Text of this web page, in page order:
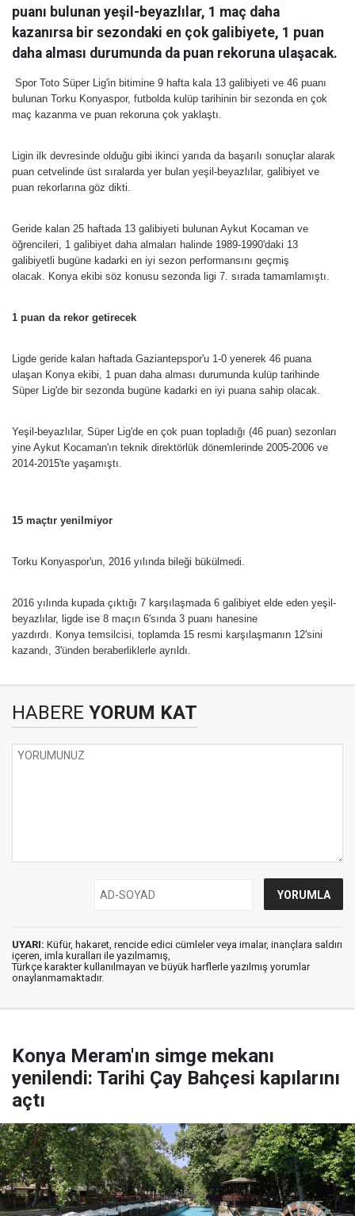
puanı bulunan yeşil-beyazlılar, 1 maç daha
kazanırsa bir sezondaki en çok galibiyete, 1 puan
daha alması durumunda da puan rekoruna ulaşacak.
Spor Toto Süper Lig'in bitimine 9 hafta kala 13 galibiyeti ve 46 puanı
bulunan Torku Konyaspor, futbolda kulüp tarihinin bir sezonda en çok
maç kazanma ve puan rekoruna çok yaklaştı.
Ligin ilk devresinde olduğu gibi ikinci yarıda da başarılı sonuçlar alarak
puan cetvelinde üst sıralarda yer bulan yeşil-beyazlılar, galibiyet ve
puan rekorlarına göz dikti.
Geride kalan 25 haftada 13 galibiyeti bulunan Aykut Kocaman ve
öğrencileri, 1 galibiyet daha almaları halinde 1989-1990'daki 13
galibiyetli bugüne kadarki en iyi sezon performansını geçmiş
olacak. Konya ekibi söz konusu sezonda ligi 7. sırada tamamlamıştı.
1 puan da rekor getirecek
Ligde geride kalan haftada Gaziantepspor'u 1-0 yenerek 46 puana
ulaşan Konya ekibi, 1 puan daha alması durumunda kulüp tarihinde
Süper Lig'de bir sezonda bugüne kadarki en iyi puana sahip olacak.
Yeşil-beyazlılar, Süper Lig'de en çok puan topladığı (46 puan) sezonları
yine Aykut Kocaman'ın teknik direktörlük dönemlerinde 2005-2006 ve
2014-2015'te yaşamıştı.
15 maçtır yenilmiyor
Torku Konyaspor'un, 2016 yılında bileği bükülmedi.
2016 yılında kupada çıktığı 7 karşılaşmada 6 galibiyet elde eden yeşil-
beyazlılar, ligde ise 8 maçın 6'sında 3 puanı hanesine
yazdırdı. Konya temsilcisi, toplamda 15 resmi karşılaşmanın 12'sini
kazandı, 3'ünden beraberliklerle ayrıldı.
HABERE YORUM KAT
UYARI: Küfür, hakaret, rencide edici cümleler veya imalar, inançlara saldırı
içeren, imla kuralları ile yazılmamış,
Türkçe karakter kullanılmayan ve büyük harflerle yazılmış yorumlar
onaylanmamaktadır.
Konya Meram'ın simge mekanı
yenilendi: Tarihi Çay Bahçesi kapılarını
açtı